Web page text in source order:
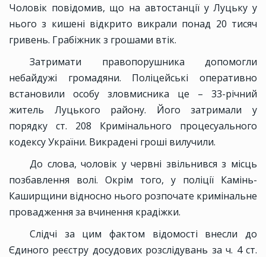
Чоловік повідомив, що на автостанції у Луцьку у
нього з кишені відкрито викрали понад 20 тисяч
гривень. Грабіжник з грошами втік.
Затримати правопорушника допомогли
небайдужі громадяни. Поліцейські оперативно
встановили особу зловмисника це – 33-річний
житель Луцького району. Його затримали у
порядку ст. 208 Кримінального процесуального
кодексу України. Викрадені гроші вилучили.
До слова, чоловік у червні звільнився з місць
позбавлення волі. Окрім того, у поліції Камінь-
Каширщини відносно нього розпочате кримінальне
провадження за вчинення крадіжки.
Слідчі за цим фактом відомості внесли до
Єдиного реєстру досудових розслідувань за ч. 4 ст.